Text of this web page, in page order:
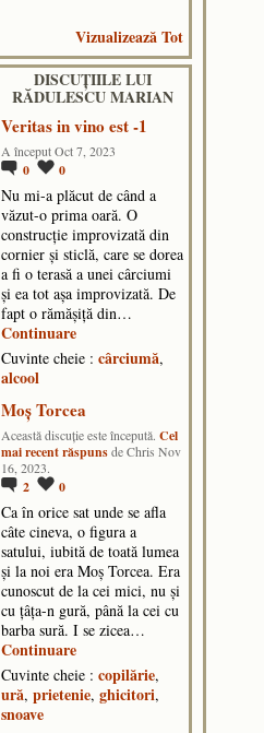
Vizualizează Tot
DISCUŢIILE LUI
RĂDULESCU MARIAN
Veritas in vino est -1
A început Oct 7, 2023
0 0
Nu mi-a plăcut de când a
văzut-o prima oară. O
construcție improvizată din
cornier și sticlă, care se dorea
a fi o terasă a unei cârciumi
și ea tot așa improvizată. De
fapt o rămășiță din…
Continuare
Cuvinte cheie : cârciumă,
alcool
Moș Torcea
Această discuţie este începută. Cel
mai recent răspuns de Chris Nov
16, 2023.
2 0
Ca în orice sat unde se afla
câte cineva, o figura a
satului, iubită de toată lumea
și la noi era Moș Torcea. Era
cunoscut de la cei mici, nu și
cu țâța-n gură, până la cei cu
barba sură. I se zicea…
Continuare
Cuvinte cheie : copilărie,
ură, prietenie, ghicitori,
snoave